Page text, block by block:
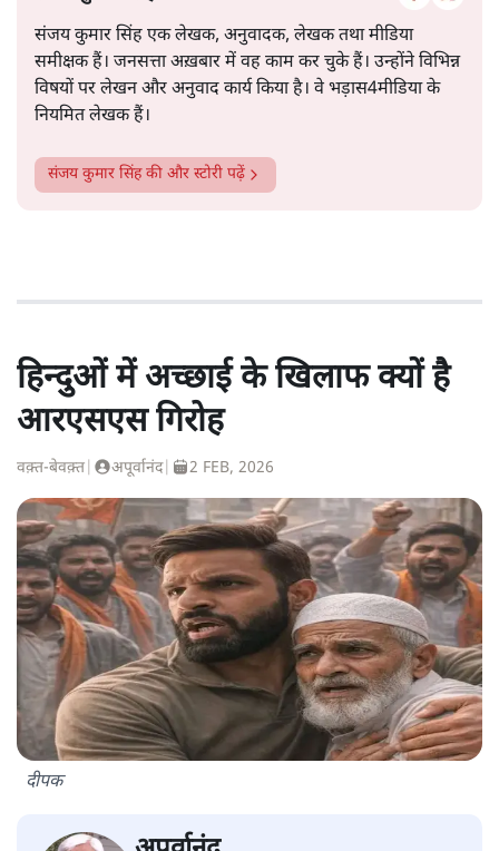
संजय कुमार सिंह एक लेखक, अनुवादक, लेखक तथा मीडिया
समीक्षक हैं। जनसत्ता अख़बार में वह काम कर चुके हैं। उन्होंने विभिन्न
विषयों पर लेखन और अनुवाद कार्य किया है। वे भड़ास4मीडिया के
नियमित लेखक हैं।
संजय कुमार सिंहकी और स्टोरी पढ़ें
हिन्दुओं में अच्छाई के खिलाफ क्यों है
आरएसएस गिरोह
वक़्त-बेवक़्त अपूर्वानंद| 2 FEB, 2026
दीपक